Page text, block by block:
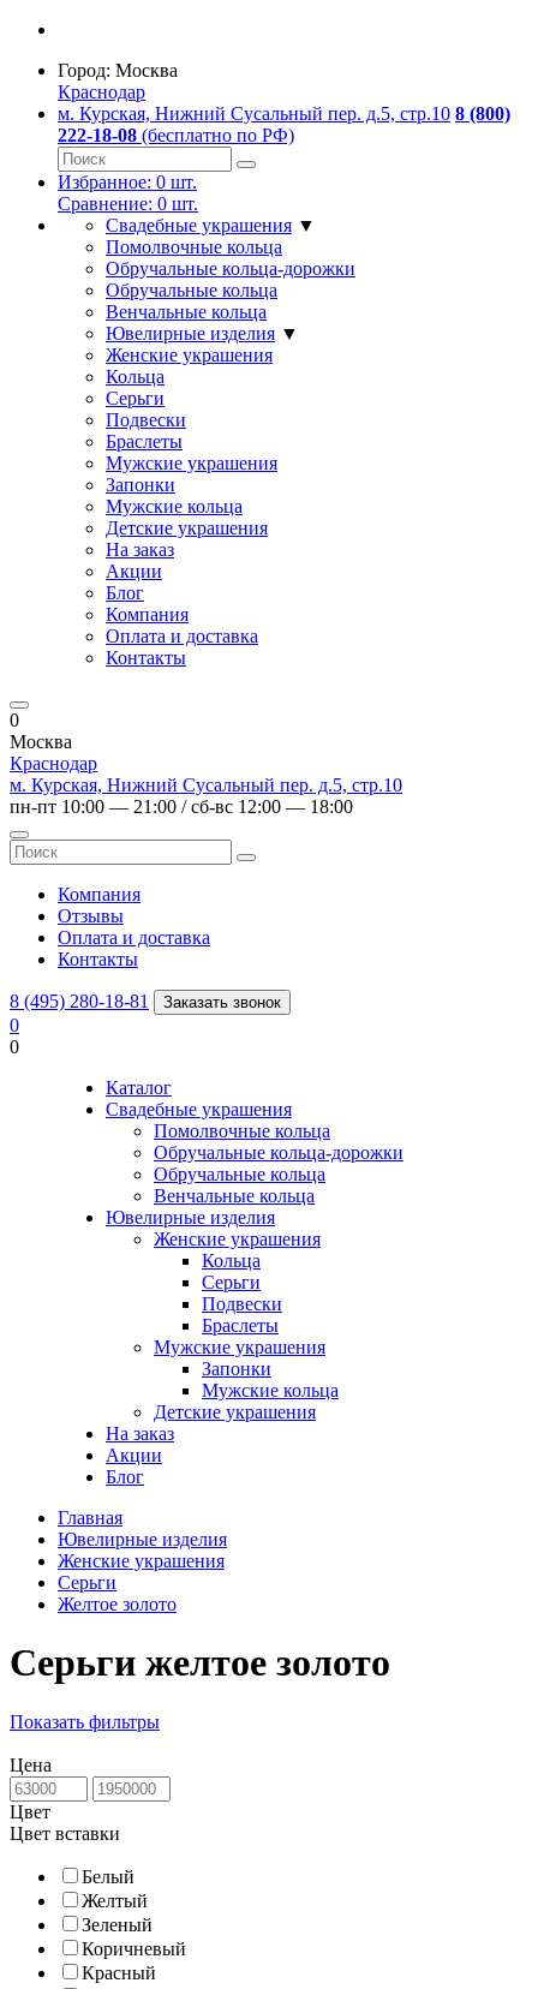
Город: Москва
Краснодар
м. Курская, Нижний Сусальный пер. д.5, стр.10 8 (800)
222-18-08 (бесплатно по РФ)
Избранное: 0 шт.
Сравнение: 0 шт.
Свадебные украшения ▼
Помолвочные кольца
Обручальные кольца-дорожки
Обручальные кольца
Венчальные кольца
Ювелирные изделия ▼
Женские украшения
Кольца
Серьги
Подвески
Браслеты
Мужские украшения
Запонки
Мужские кольца
Детские украшения
На заказ
Акции
Блог
Компания
Оплата и доставка
Контакты
0
Москва
Краснодар
м. Курская, Нижний Сусальный пер. д.5, стр.10
пн-пт 10:00 — 21:00 / сб-вс 12:00 — 18:00
Компания
Отзывы
Оплата и доставка
Контакты
8 (495) 280-18-81 Заказать звонок
0
0
Каталог
Свадебные украшения
Помолвочные кольца
Обручальные кольца-дорожки
Обручальные кольца
Венчальные кольца
Ювелирные изделия
Женские украшения
Кольца
Серьги
Подвески
Браслеты
Мужские украшения
Запонки
Мужские кольца
Детские украшения
На заказ
Акции
Блог
Главная
Ювелирные изделия
Женские украшения
Серьги
Желтое золото
Серьги желтое золото
Показать фильтры
Цена
Цвет
Цвет вставки
Белый
Желтый
Зеленый
Коричневый
Красный